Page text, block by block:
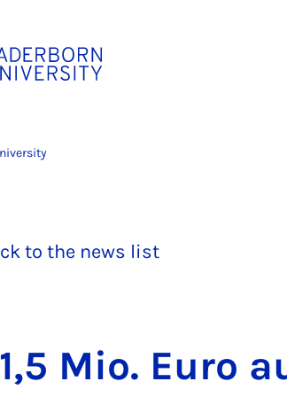
to the news list
1,5 Mio. Euro